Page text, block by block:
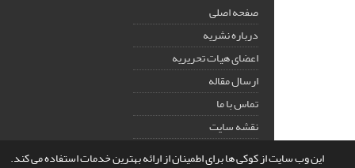
این وب سایت از کوکی ها برای اطمینان از ارائه بهترین خدمات استفاده می کند.
صفحه اصلی
درباره نشریه
اعضای هیات تحریریه
ارسال مقاله
تماس با ما
نقشه سایت